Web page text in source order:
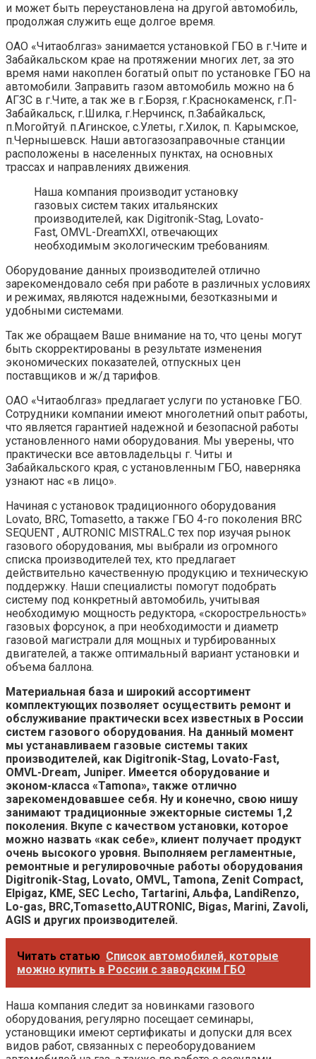
и может быть переустановлена на другой автомобиль,
продолжая служить еще долгое время.
OАО «Читаоблгаз» занимается установкой ГБО в г.Чите и
Забайкальском крае на протяжении многих лет, за это
время нами накоплен богатый опыт по установке ГБО на
автомобили. Заправить газом автомобиль можно на 6
АГЗС в г.Чите, а так же в г.Борзя, г.Краснокаменск, г.П-
Забайкальск, г.Шилка, г.Нерчинск, п.Забайкальск,
п.Могойтуй. п.Агинское, с.Улеты, г.Хилок, п. Карымское,
п.Чернышевск. Наши автогазозаправочные станции
расположены в населенных пунктах, на основных
трассах и направлениях движения.
Наша компания производит установку
газовых систем таких итальянских
производителей, как Digitronik-Stag, Lovato-
Fast, OMVL-DreamXXI, отвечающих
необходимым экологическим требованиям.
Оборудование данных производителей отлично
зарекомендовало себя при работе в различных условиях
и режимах, являются надежными, безотказными и
удобными системами.
Так же обращаем Ваше внимание на то, что цены могут
быть скорректированы в результате изменения
экономических показателей, отпускных цен
поставщиков и ж/д тарифов.
ОАО «Читаоблгаз» предлагает услуги по установке ГБО.
Сотрудники компании имеют многолетний опыт работы,
что является гарантией надежной и безопасной работы
установленного нами оборудования. Мы уверены, что
практически все автовладельцы г. Читы и
Забайкальского края, с установленным ГБО, наверняка
узнают нас «в лицо».
Начиная с установок традиционного оборудования
Lovato, BRC, Tomasetto, а также ГБО 4-го поколения BRC
SEQUENT , AUTRONIC MISTRAL.С тех пор изучая рынок
газового оборудования, мы выбрали из огромного
списка производителей тех, кто предлагает
действительно качественную продукцию и техническую
поддержку. Наши специалисты помогут подобрать
систему под конкретный автомобиль, учитывая
необходимую мощность редуктора, «скорострельность»
газовых форсунок, а при необходимости и диаметр
газовой магистрали для мощных и турбированных
двигателей, а также оптимальный вариант установки и
объема баллона.
Материальная база и широкий ассортимент
комплектующих позволяет осуществить ремонт и
обслуживание практически всех известных в России
систем газового оборудования. На данный момент
мы устанавливаем газовые системы таких
производителей, как Digitronik-Stag, Lovato-Fast,
OMVL-Dream, Juniper. Имеется оборудование и
эконом-класса «Tamona», также отлично
зарекомендовавшее себя. Ну и конечно, свою нишу
занимают традиционные эжекторные системы 1,2
поколения. Вкупе с качеством установки, которое
можно назвать «как себе», клиент получает продукт
очень высокого уровня. Выполняем регламентные,
ремонтные и регулировочные работы оборудования
Digitronik-Stag, Lovato, OMVL, Tamona, Zenit Compact,
Elpigaz, KME, SEC Lecho, Tartarini, Альфа, LandiRenzo,
Lo-gas, BRC,Tomasetto,AUTRONIC, Bigas, Marini, Zavoli,
AGIS и других производителей.
Читать статью Список автомобилей, которые
можно купить в России с заводским ГБО
Наша компания следит за новинками газового
оборудования, регулярно посещает семинары,
установщики имеют сертификаты и допуски для всех
видов работ, связанных с переоборудованием